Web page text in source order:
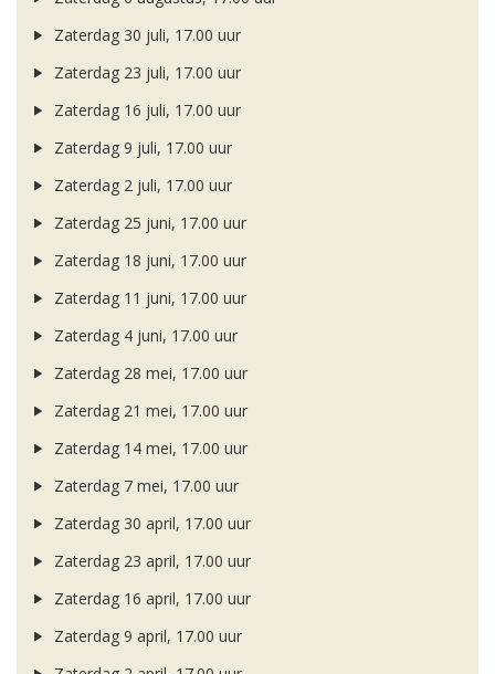
Zaterdag 30 juli, 17.00 uur
Zaterdag 23 juli, 17.00 uur
Zaterdag 16 juli, 17.00 uur
Zaterdag 9 juli, 17.00 uur
Zaterdag 2 juli, 17.00 uur
Zaterdag 25 juni, 17.00 uur
Zaterdag 18 juni, 17.00 uur
Zaterdag 11 juni, 17.00 uur
Zaterdag 4 juni, 17.00 uur
Zaterdag 28 mei, 17.00 uur
Zaterdag 21 mei, 17.00 uur
Zaterdag 14 mei, 17.00 uur
Zaterdag 7 mei, 17.00 uur
Zaterdag 30 april, 17.00 uur
Zaterdag 23 april, 17.00 uur
Zaterdag 16 april, 17.00 uur
Zaterdag 9 april, 17.00 uur